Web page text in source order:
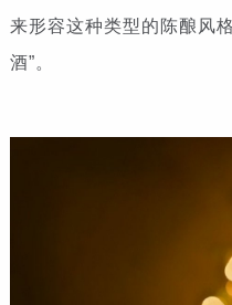
来形容这种类型的陈酿风
酒”。